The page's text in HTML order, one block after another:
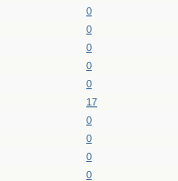
0
0
0
0
0
17
0
0
0
0